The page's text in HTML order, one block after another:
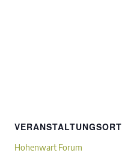
VERANSTALTUNGSORT
Hohenwart Forum